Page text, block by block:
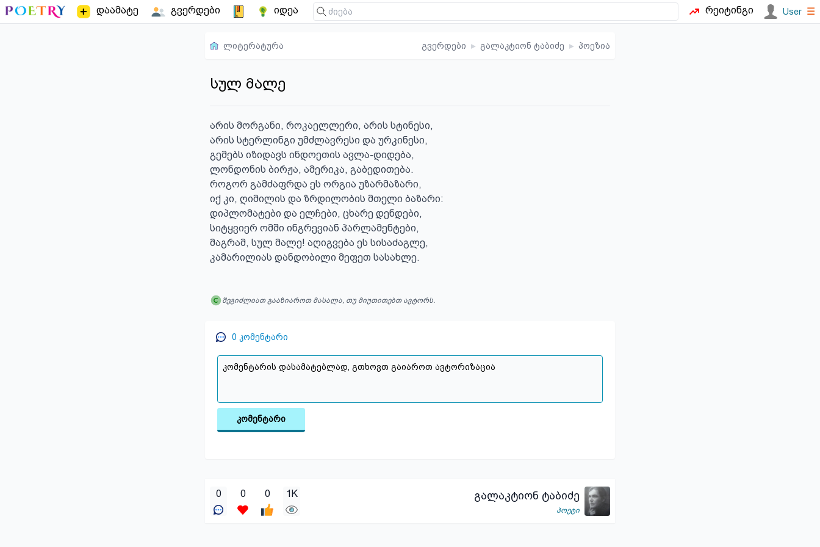
დაამატე გვერდები იდეა რეიტინგი User ☰
ლიტერატურა გვერდები ▸ გალაკტიონ ტაბიძე ▸ პოეზია
სულ მალე
არის მორგანი, როკაელლერი, არის სტინესი,
არის სტერლინგი უმძლავრესი და ურკინესი,
გემებს იზიდავს ინდოეთის ავლა-დიდება,
ლონდონის ბირჟა, ამერიკა, გაბედითება.
როგორ გამძაფრდა ეს ორგია უზარმაზარი,
იქ კი, ღიმილის და ზრდილობის მთელი ბაზარი:
დიპლომატები და ელჩები, ცხარე დენდები,
სიტყვიერ ომში ინგრევიან პარლამენტები,
მაგრამ, სულ მალე! აღიგვება ეს სისაძაგლე,
კამარილიას დანდობილი მეფეთ სასახლე.
შეგიძლიათ გააზიაროთ მასალა, თუ მიუთითებთ ავტორს.
0 კომენტარი
კომენტარი
0 0 0 1K გალაკტიონ ტაბიძე
პოეტი